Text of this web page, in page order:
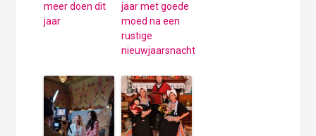
meer doen dit
jaar
jaar met goede
moed na een
rustige
nieuwjaarsnacht